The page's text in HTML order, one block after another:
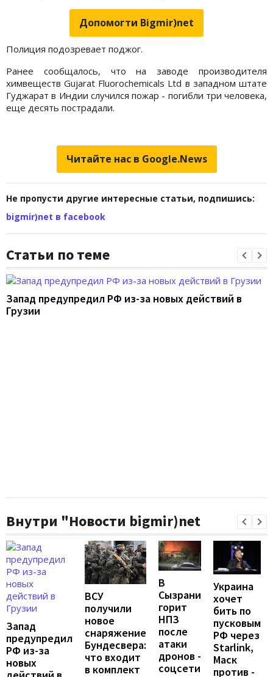
Допомогти Bigmir)net
Полиция подозревает поджог.
Ранее сообщалось, что на заводе производителя
химвеществ Gujarat Fluorochemicals Ltd в западном штате
Гуджарат в Индии случился пожар - погибли три человека,
еще десять пострадали.
Читайте нас в Google.News
Не пропусти другие интересные статьи, подпишись:
bigmir)net в facebook
Статьи по теме
Запад предупредил РФ из-за новых действий в
Грузии
Внутри "Новости bigmir)net
Запад
предупредил
РФ из-за
новых
ВСУ
получили
новое
снаряжение
Бундесвера:
что входит
в комплект
В
Сызрани
горит
НПЗ
после
атаки
дронов -
соцсети
Украина
хочет
бить по
пусковым
РФ через
Starlink,
Маск
против -